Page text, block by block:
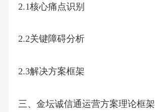
2.1核心痛点识别
2.2关键障碍分析
2.3解决方案框架
三、金坛诚信通运营方案理论框架